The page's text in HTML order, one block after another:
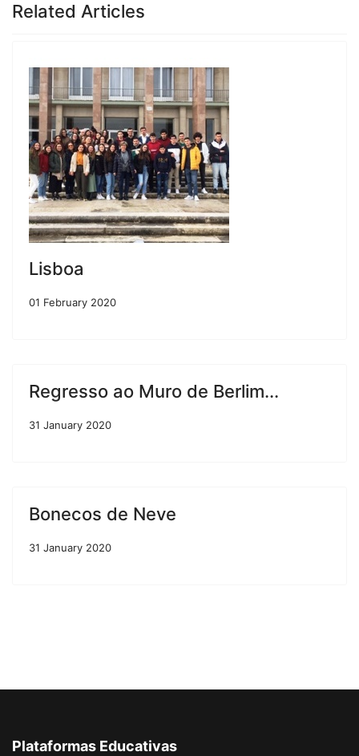
Related Articles
Lisboa
01 February 2020
Regresso ao Muro de Berlim...
31 January 2020
Bonecos de Neve
31 January 2020
Plataformas Educativas